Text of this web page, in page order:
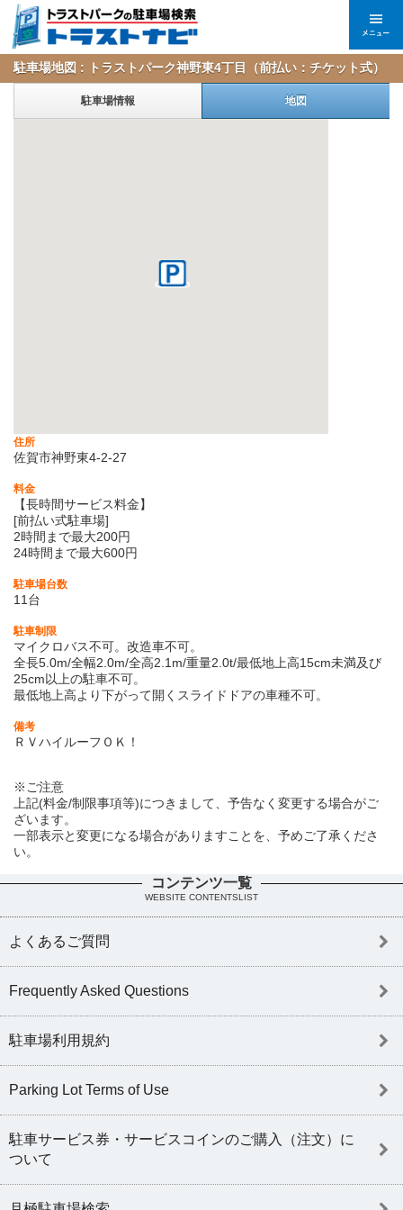
駐車場地図 : トラストパーク神野東4丁目（前払い：チケット式）
駐車場情報 地図
住所
佐賀市神野東4-2-27
料金
【長時間サービス料金】
[前払い式駐車場]
2時間まで最大200円
24時間まで最大600円
駐車場台数
11台
駐車制限
マイクロバス不可。改造車不可。
全長5.0m/全幅2.0m/全高2.1m/重量2.0t/最低地上高15cm未満及び
25cm以上の駐車不可。
最低地上高より下がって開くスライドドアの車種不可。
備考
ＲＶハイルーフＯＫ！
※ご注意
上記(料金/制限事項等)につきまして、予告なく変更する場合がご
ざいます。
一部表示と変更になる場合がありますことを、予めご了承くださ
い。
コンテンツ一覧
WEBSITE CONTENTSLIST
よくあるご質問
Frequently Asked Questions
駐車場利用規約
Parking Lot Terms of Use
駐車サービス券・サービスコインのご購入（注文）に
ついて